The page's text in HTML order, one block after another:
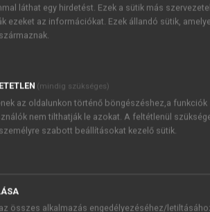
JELSZÓ
Kérek értesítést a MeRSZ
Kérek értesítést az
láthat egy hirdetést. Ezek a sütik más
ezeket az információkat. Ezek állandó sütik,
(mindig szükséges)
az oldalunkon történő böngészéshez,a funkciók
nem tilthatják le azokat. A feltétlenül
szabott beállításokat kezelő sütik.
összes alkalmazás engedélyezéséhez/